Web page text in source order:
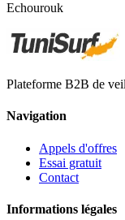
Echourouk
Plateforme B2B de
Navigation
Appels d'offres
Essai gratuit
Contact
Informations légales